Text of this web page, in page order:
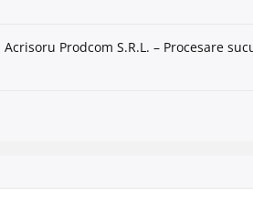
Acrisoru Prodcom S.R.L. – Procesare